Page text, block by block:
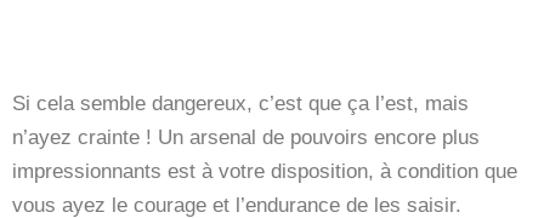
Si cela semble dangereux, c’est que ça l’est, mais
n’ayez crainte ! Un arsenal de pouvoirs encore plus
impressionnants est à votre disposition, à condition que
vous ayez le courage et l’endurance de les saisir.